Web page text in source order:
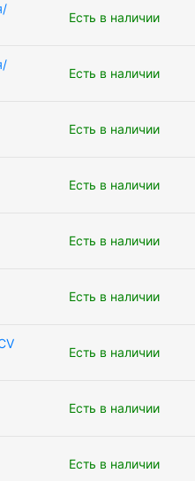
Есть в наличии
Есть в наличии
Есть в наличии
Есть в наличии
Есть в наличии
Есть в наличии
Есть в наличии
Есть в наличии
Есть в наличии